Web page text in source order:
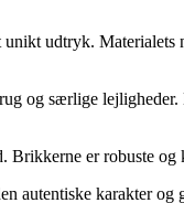
udtryk. Materialets
og særlige
er robuste og
autentiske karakter og